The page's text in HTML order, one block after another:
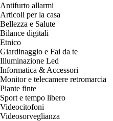
Antifurto allarmi
Articoli per la casa
Bellezza e Salute
Bilance digitali
Etnico
Giardinaggio e Fai da te
Illuminazione Led
Informatica & Accessori
Monitor e telecamere retromarcia
Piante finte
Sport e tempo libero
Videocitofoni
Videosorveglianza